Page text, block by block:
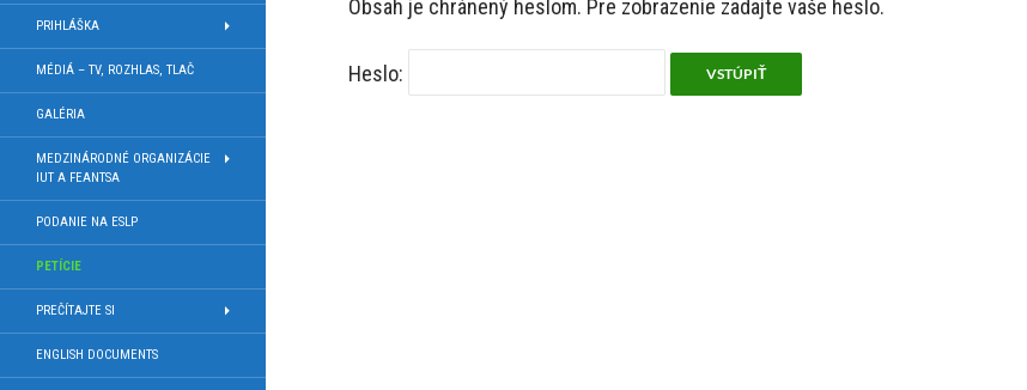
Obsah je chránený heslom. Pre zobrazenie zadajte vaše heslo.
Heslo:
PRIHLÁŠKA
MÉDIÁ – TV, ROZHLAS, TLAČ
GALÉRIA
MEDZINÁRODNÉ ORGANIZÁCIE
IUT A FEANTSA
PODANIE NA ESLP
PETÍCIE
PREČÍTAJTE SI
ENGLISH DOCUMENTS